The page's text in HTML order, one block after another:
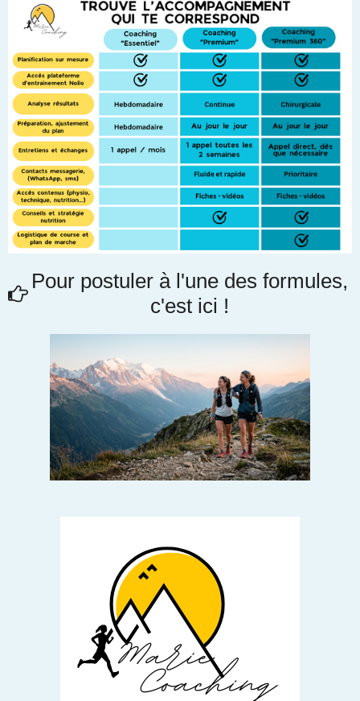
Pour postuler à l'une des formules,
c'est ici !